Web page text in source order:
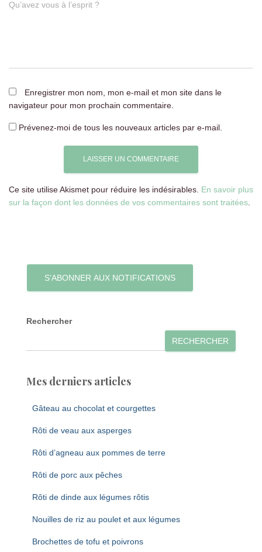
Qu’avez vous à l’esprit ?
Enregistrer mon nom, mon e-mail et mon site dans le
navigateur pour mon prochain commentaire.
Prévenez-moi de tous les nouveaux articles par e-mail.
Ce site utilise Akismet pour réduire les indésirables. En savoir plus
sur la façon dont les données de vos commentaires sont traitées
S’ABONNER AUX NOTIFICATIONS
Rechercher
RECHERCHER
Mes derniers articles
Gâteau au chocolat et courgettes
Rôti de veau aux asperges
Rôti d’agneau aux pommes de terre
Rôti de porc aux pêches
Rôti de dinde aux légumes rôtis
Nouilles de riz au poulet et aux légumes
Brochettes de tofu et poivrons